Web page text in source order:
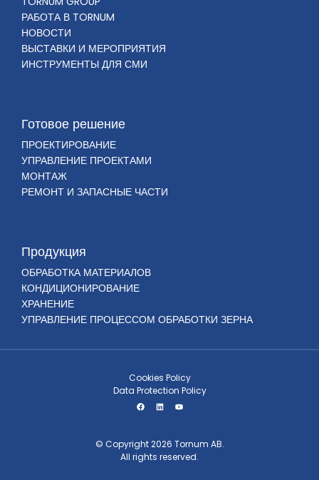
РАБОТА В TORNUM
НОВОСТИ
ВЫСТАВКИ И МЕРОПРИЯТИЯ
ИНСТРУМЕНТЫ ДЛЯ СМИ
Готовое решение
ПРОЕКТИРОВАНИЕ
УПРАВЛЕНИЕ ПРОЕКТАМИ
МОНТАЖ
РЕМОНТ И ЗАПАСНЫЕ ЧАСТИ
Продукция
ОБРАБОТКА МАТЕРИАЛОВ
КОНДИЦИОНИРОВАНИЕ
ХРАНЕНИЕ
УПРАВЛЕНИЕ ПРОЦЕССОМ ОБРАБОТКИ ЗЕРНА
© Copyright 2026 Tornum AB.
All rights reserved.
Cookies Policy
Data Protection Policy